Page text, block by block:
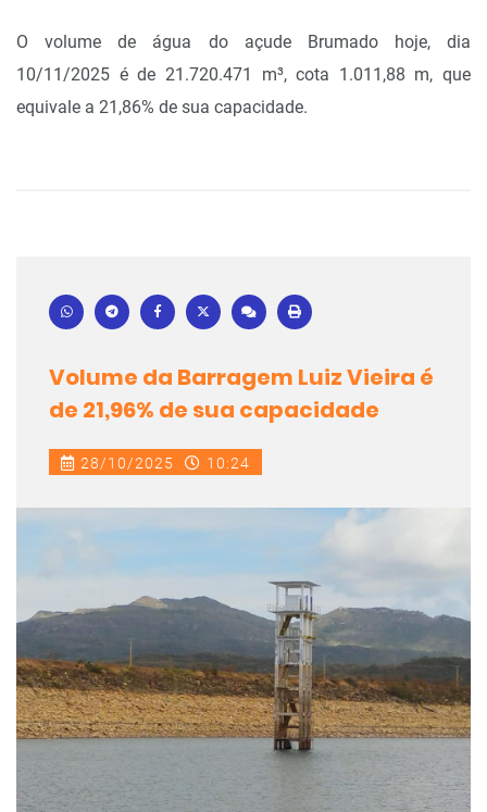
O volume de água do açude Brumado hoje, dia
10/11/2025 é de 21.720.471 m³, cota 1.011,88 m, que
equivale a 21,86% de sua capacidade.
Volume da Barragem Luiz Vieira é
de 21,96% de sua capacidade
28/10/2025 10:24